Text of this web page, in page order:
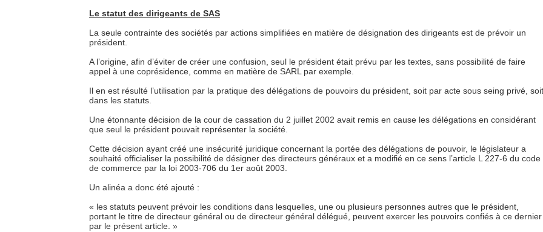
Le statut des dirigeants de SAS
La seule contrainte des sociétés par actions simplifiées en matière de désignation des dirigeants est de prévoir un
président.
A l’origine, afin d’éviter de créer une confusion, seul le président était prévu par les textes, sans possibilité de faire
appel à une coprésidence, comme en matière de SARL par exemple.
Il en est résulté l’utilisation par la pratique des délégations de pouvoirs du président, soit par acte sous seing privé, soit
dans les statuts.
Une étonnante décision de la cour de cassation du 2 juillet 2002 avait remis en cause les délégations en considérant
que seul le président pouvait représenter la société.
Cette décision ayant créé une insécurité juridique concernant la portée des délégations de pouvoir, le législateur a
souhaité officialiser la possibilité de désigner des directeurs généraux et a modifié en ce sens l’article L 227-6 du code
de commerce par la loi 2003-706 du 1er août 2003.
Un alinéa a donc été ajouté :
« les statuts peuvent prévoir les conditions dans lesquelles, une ou plusieurs personnes autres que le président,
portant le titre de directeur général ou de directeur général délégué, peuvent exercer les pouvoirs confiés à ce dernier
par le présent article. »